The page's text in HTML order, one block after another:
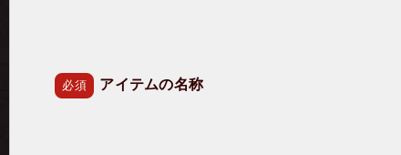
必須 アイテムの名称